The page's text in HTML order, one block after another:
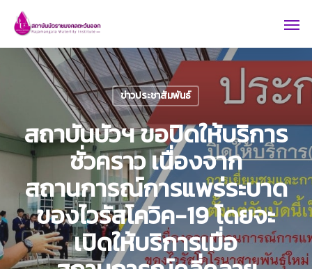
main
content
ข่าวประชาสัมพันธ์
สถาบันบัวฯ ขอปิดให้บริการ
ชั่วคราว เนื่องจาก
สถานการณ์การแพร่ระบาด
ของไวรัสโควิค-19 โดยจะ
เปิดให้บริการเมื่อ